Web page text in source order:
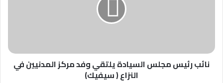
في
النزاع
نائب رئيس مجلس السيادة يلتقي وفد مركز المدنيين في
النزاع ( سيفيك)